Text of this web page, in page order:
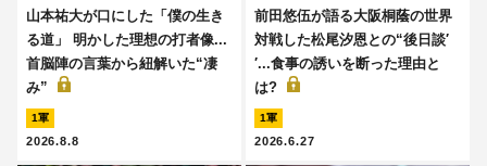
山本祐大が口にした「僕の生き
る道」 明かした理想の打者像...
首脳陣の言葉から紐解いた“凄
み”
1軍
2026.8.8
前田悠伍が語る大阪桐蔭の世界
対戦した松尾汐恩との“後日談′
′...食事の誘いを断った理由と
は?
1軍
2026.6.27